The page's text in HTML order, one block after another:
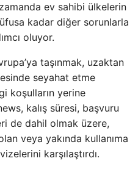
ev sahibi ülkelerin
kadar diğer sorunlarla
oluyor.
taşınmak, uzaktan
seyahat etme
koşulların yerine
kalış süresi, başvuru
de dahil olmak üzere,
veya yakında kullanıma
karşılaştırdı.